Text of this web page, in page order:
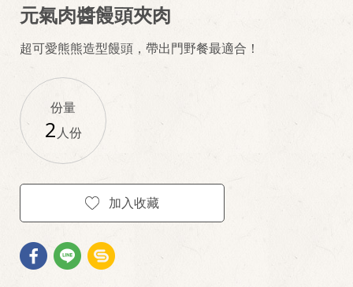
元氣肉醬饅頭夾肉
超可愛熊熊造型饅頭，帶出門野餐最適合！
份量
2人份
加入收藏